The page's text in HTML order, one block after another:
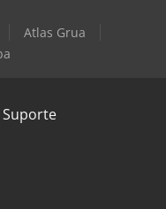
Atlas Grua
Suporte